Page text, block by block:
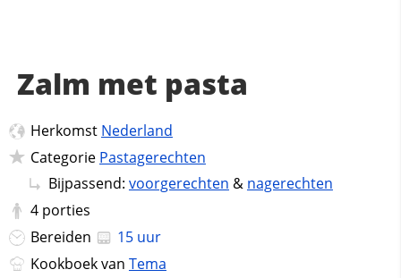
Zalm met pasta
Herkomst Nederland
Categorie Pastagerechten
Bijpassend: voorgerechten & nagerechten
4 porties
Bereiden
15 uur
Kookboek van Tema